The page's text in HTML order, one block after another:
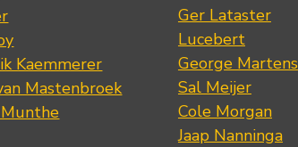
Kaemmerer
Mastenbroek
Ger Lataster
Lucebert
George Martens
Sal Meijer
Cole Morgan
Jaap Nanninga